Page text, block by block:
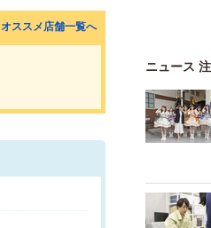
オススメ店舗一覧へ
ニュース